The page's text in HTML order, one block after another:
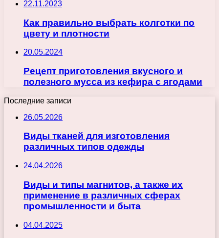
22.11.2023
Как правильно выбрать колготки по
цвету и плотности
20.05.2024
Рецепт приготовления вкусного и
полезного мусса из кефира с ягодами
Последние записи
26.05.2026
Виды тканей для изготовления
различных типов одежды
24.04.2026
Виды и типы магнитов, а также их
применение в различных сферах
промышленности и быта
04.04.2025